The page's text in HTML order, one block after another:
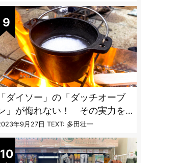
「ダイソー」の「ダッチオーブ
」が侮れない！ その実力を
炊飯」で検証してみた
年9月27日 TEXT: 多田壮一